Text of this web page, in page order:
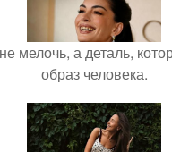
мелочь, а деталь,
образ человека.